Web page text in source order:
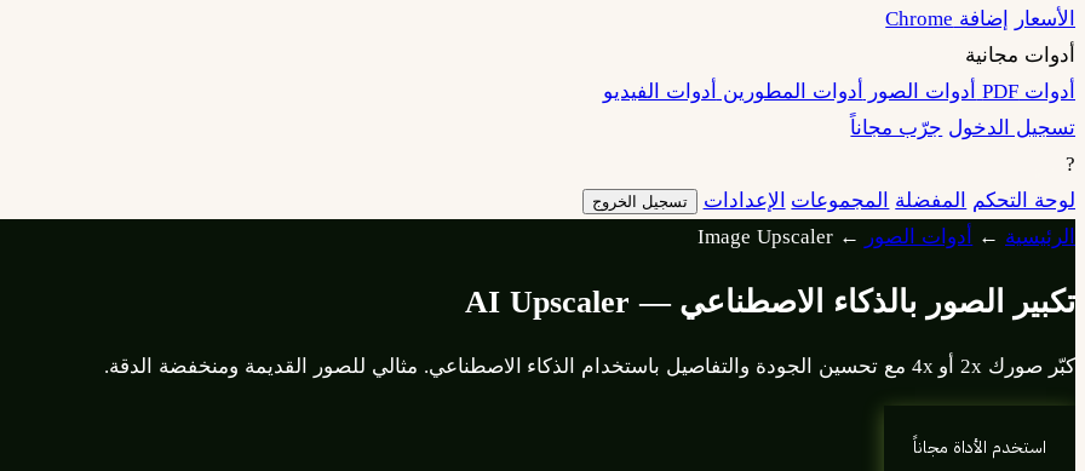
الأسعار
إضافة Chrome
أدوات مجانية
أدوات PDF
أدوات الصور أدوات المطورين
أدوات الفيديو
تسجيل الدخول جرّب مجاناً
?
لوحة التحكم
المفضلة المجموعات الإعدادات تسجيل الخروج
الرئيسية ← أدوات الصور ←
Image Upscaler
تكبير الصور بالذكاء الاصطناعي — AI Upscaler
كبّر صورك 2x أو 4x مع تحسين الجودة والتفاصيل باستخدام الذكاء الاصطناعي. مثالي للصور القديمة ومنخفضة الدقة.
استخدم الأداة مجاناً